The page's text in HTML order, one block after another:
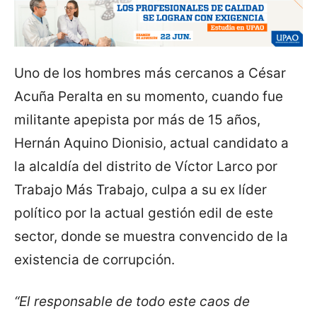
Uno de los hombres más cercanos a César
Acuña Peralta en su momento, cuando fue
militante apepista por más de 15 años,
Hernán Aquino Dionisio, actual candidato a
la alcaldía del distrito de Víctor Larco por
Trabajo Más Trabajo, culpa a su ex líder
político por la actual gestión edil de este
sector, donde se muestra convencido de la
existencia de corrupción.
“El responsable de todo este caos de